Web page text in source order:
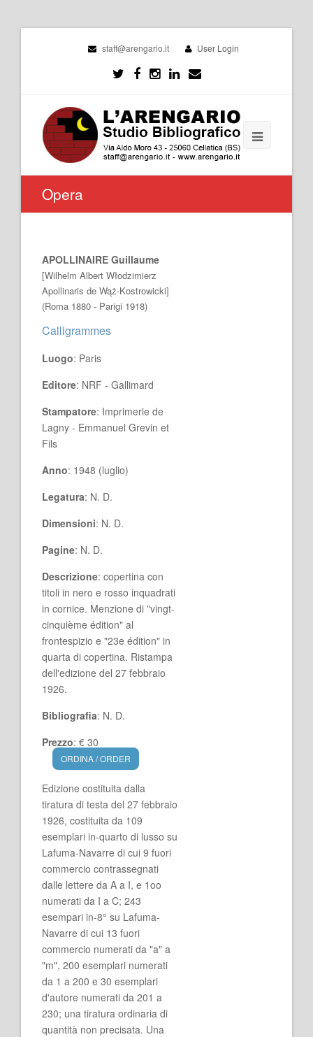
staff@arengario.it User Login
Opera
APOLLINAIRE Guillaume
[Wilhelm Albert Włodzimierz
Apollinaris de Wąż-Kostrowicki]
(Roma 1880 - Parigi 1918)
Calligrammes
Luogo: Paris
Editore: NRF - Gallimard
Stampatore: Imprimerie de
Lagny - Emmanuel Grevin et
Fils
Anno: 1948 (luglio)
Legatura: N. D.
Dimensioni: N. D.
Pagine: N. D.
Descrizione: copertina con
titoli in nero e rosso inquadrati
in cornice. Menzione di "vingt-
cinquième édition" al
frontespizio e "23e édition" in
quarta di copertina. Ristampa
dell'edizione del 27 febbraio
1926.
Bibliografia: N. D.
Prezzo: € 30
ORDINA / ORDER
Edizione costituita dalla
tiratura di testa del 27 febbraio
1926, costituita da 109
esemplari in-quarto di lusso su
Lafuma-Navarre di cui 9 fuori
commercio contrassegnati
dalle lettere da A a I, e 1oo
numerati da I a C; 243
esempari in-8° su Lafuma-
Navarre di cui 13 fuori
commercio numerati da "a" a
"m", 200 esemplari numerati
da 1 a 200 e 30 esemplari
d'autore numerati da 201 a
230; una tiratura ordinaria di
quantità non precisata. Una